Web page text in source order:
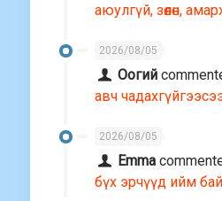
аюулгүй, зөөлөн,
2026/08/05
Оогий
авч
2026/08/05
Emma
бүх эрчүүд ийм